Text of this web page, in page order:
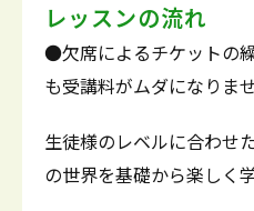
レッスンの流れ
●欠席によるチケットの
も受講料がムダになりませ
生徒様のレベルに合わせ
の世界を基礎から楽しく